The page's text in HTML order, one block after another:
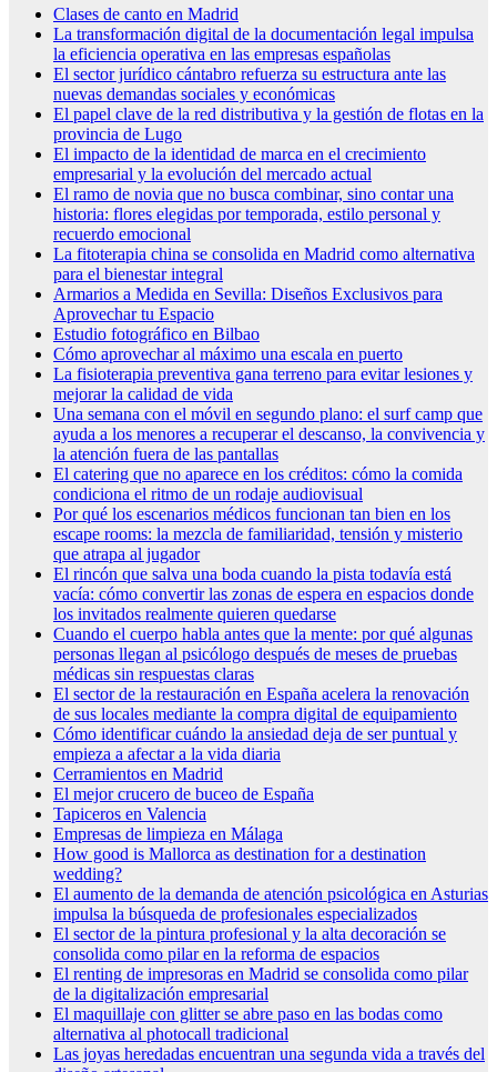
Clases de canto en Madrid
La transformación digital de la documentación legal impulsa
la eficiencia operativa en las empresas españolas
El sector jurídico cántabro refuerza su estructura ante las
nuevas demandas sociales y económicas
El papel clave de la red distributiva y la gestión de flotas en la
provincia de Lugo
El impacto de la identidad de marca en el crecimiento
empresarial y la evolución del mercado actual
El ramo de novia que no busca combinar, sino contar una
historia: flores elegidas por temporada, estilo personal y
recuerdo emocional
La fitoterapia china se consolida en Madrid como alternativa
para el bienestar integral
Armarios a Medida en Sevilla: Diseños Exclusivos para
Aprovechar tu Espacio
Estudio fotográfico en Bilbao
Cómo aprovechar al máximo una escala en puerto
La fisioterapia preventiva gana terreno para evitar lesiones y
mejorar la calidad de vida
Una semana con el móvil en segundo plano: el surf camp que
ayuda a los menores a recuperar el descanso, la convivencia y
la atención fuera de las pantallas
El catering que no aparece en los créditos: cómo la comida
condiciona el ritmo de un rodaje audiovisual
Por qué los escenarios médicos funcionan tan bien en los
escape rooms: la mezcla de familiaridad, tensión y misterio
que atrapa al jugador
El rincón que salva una boda cuando la pista todavía está
vacía: cómo convertir las zonas de espera en espacios donde
los invitados realmente quieren quedarse
Cuando el cuerpo habla antes que la mente: por qué algunas
personas llegan al psicólogo después de meses de pruebas
médicas sin respuestas claras
El sector de la restauración en España acelera la renovación
de sus locales mediante la compra digital de equipamiento
Cómo identificar cuándo la ansiedad deja de ser puntual y
empieza a afectar a la vida diaria
Cerramientos en Madrid
El mejor crucero de buceo de España
Tapiceros en Valencia
Empresas de limpieza en Málaga
How good is Mallorca as destination for a destination
wedding?
El aumento de la demanda de atención psicológica en Asturias
impulsa la búsqueda de profesionales especializados
El sector de la pintura profesional y la alta decoración se
consolida como pilar en la reforma de espacios
El renting de impresoras en Madrid se consolida como pilar
de la digitalización empresarial
El maquillaje con glitter se abre paso en las bodas como
alternativa al photocall tradicional
Las joyas heredadas encuentran una segunda vida a través del